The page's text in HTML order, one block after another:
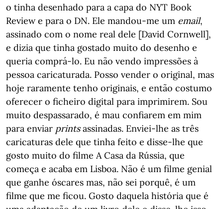
o tinha desenhado para a capa do NYT Book
Review e para o DN. Ele mandou-me um email,
assinado com o nome real dele [David Cornwell],
e dizia que tinha gostado muito do desenho e
queria comprá-lo. Eu não vendo impressões à
pessoa caricaturada. Posso vender o original, mas
hoje raramente tenho originais, e então costumo
oferecer o ficheiro digital para imprimirem. Sou
muito despassarado, é mau confiarem em mim
para enviar printsassinadas. Enviei-lhe as três
caricaturas dele que tinha feito e disse-lhe que
gosto muito do filme A Casa da Rússia, que
começa e acaba em Lisboa. Não é um filme genial
que ganhe óscares mas, não sei porquê, é um
filme que me ficou. Gosto daquela história que é